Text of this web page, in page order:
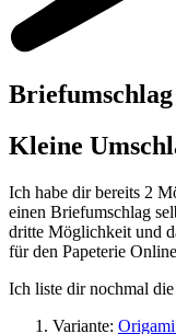
Kleine
Ich habe dir bereits 2
einen Briefumschlag
dritte Möglichkeit und
für den Papeterie
Ich liste dir nochmal
Variante: